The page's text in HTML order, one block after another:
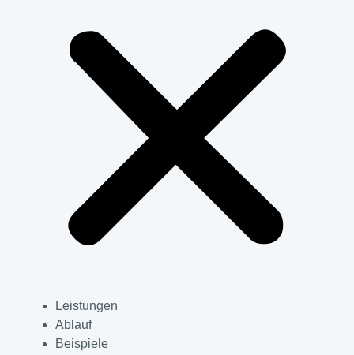
Leistungen
Ablauf
Beispiele